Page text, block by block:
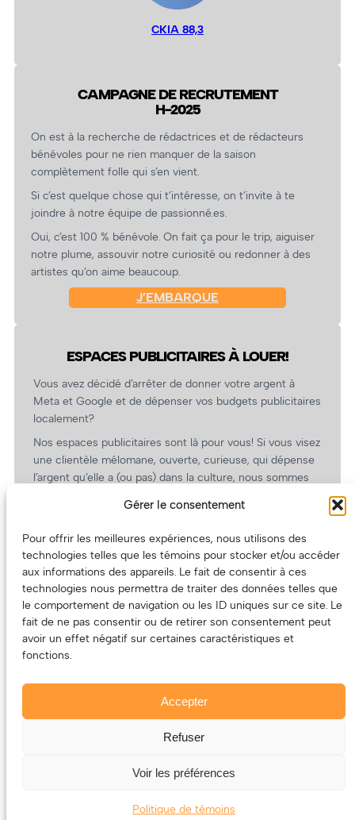
Gérer le consentement
Pour offrir les meilleures expériences, nous utilisons des
technologies telles que les témoins pour stocker et/ou accéder
aux informations des appareils. Le fait de consentir à ces
technologies nous permettra de traiter des données telles que
le comportement de navigation ou les ID uniques sur ce site. Le
fait de ne pas consentir ou de retirer son consentement peut
avoir un effet négatif sur certaines caractéristiques et
fonctions.
Accepter
Refuser
Voir les préférences
Politique de témoins
CKIA 88,3
CAMPAGNE DE RECRUTEMENT
H-2025
On est à la recherche de rédactrices et de rédacteurs
bénévoles pour ne rien manquer de la saison
complètement folle qui s’en vient.
Si c’est quelque chose qui t’intéresse, on t’invite à te
joindre à notre équipe de passionné.es.
Oui, c’est 100 % bénévole. On fait ça pour le trip, aiguiser
notre plume, assouvir notre curiosité ou redonner à des
artistes qu’on aime beaucoup.
J’EMBARQUE
ESPACES PUBLICITAIRES À LOUER!
Vous avez décidé d’arrêter de donner votre argent à
Meta et Google et de dépenser vos budgets publicitaires
localement?
Nos espaces publicitaires sont là pour vous! Si vous visez
une clientèle mélomane, ouverte, curieuse, qui dépense
l’argent qu’elle a (ou pas) dans la culture, nous sommes
revient.
(Oui, on va avoir des tarifs spéciaux pour vous, les
artistes!)
Le contenu (texte et photos) appartient à ses créatrices et